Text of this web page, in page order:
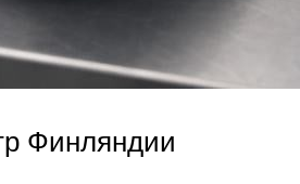
Финляндии